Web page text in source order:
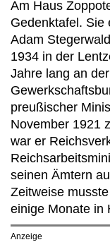
Am Haus
Gedenktafel. Sie
Adam
1934 in der
Jahre lang an
preußischer
November 1921
war er
seinen Ämtern
Zeitweise
einige Monate in
Anzeige